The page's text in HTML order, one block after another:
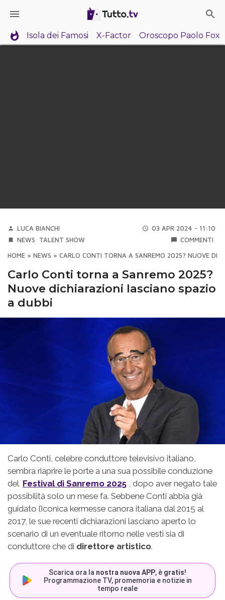
Isola dei Famosi X-Factor Oroscopo Paolo Fox
LUCA BIANCHI
03 APR 2024 - 11:10
NEWS
TALENT SHOW COMMENTI
HOME » NEWS » CARLO CONTI TORNA A SANREMO 2025? NUOVE
Carlo Conti torna a Sanremo 2025?
Nuove dichiarazioni lasciano spazio
a dubbi
Carlo Conti, celebre conduttore televisivo italiano,
sembra riaprire le porte a una sua possibile conduzione
del Festival di Sanremo 2025 , dopo aver negato tale
possibilità solo un mese fa. Sebbene Conti abbia già
guidato l’iconica kermesse canora italiana dal 2015 al
2017, le sue recenti dichiarazioni lasciano aperto lo
scenario di un eventuale ritorno nelle vesti sia di
conduttore che di direttore artistico.
Scarica ora la nostra nuova APP, è gratis!
Programmazione TV, promemoria e notizie in
tempo reale